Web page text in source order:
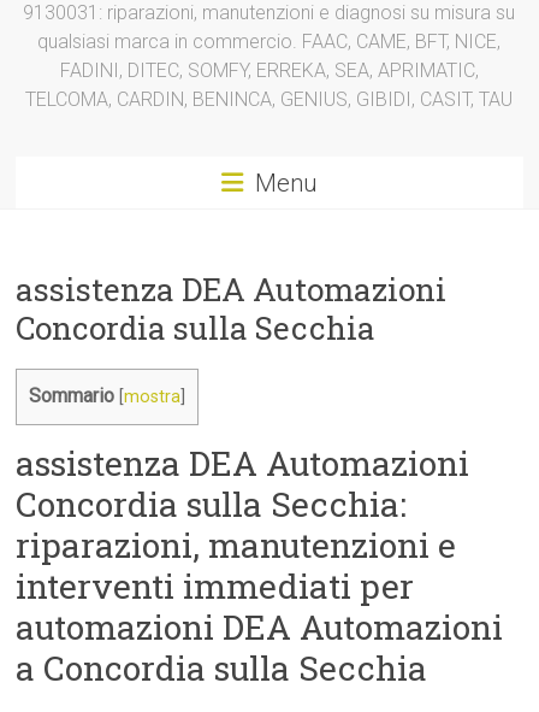
9130031: riparazioni, manutenzioni e diagnosi su misura su
qualsiasi marca in commercio. FAAC, CAME, BFT, NICE,
FADINI, DITEC, SOMFY, ERREKA, SEA, APRIMATIC,
TELCOMA, CARDIN, BENINCA, GENIUS, GIBIDI, CASIT, TAU
Menu
assistenza DEA Automazioni
Concordia sulla Secchia
Sommario [mostra
assistenza DEA Automazioni
Concordia sulla Secchia:
riparazioni, manutenzioni e
interventi immediati per
automazioni DEA Automazioni
a Concordia sulla Secchia